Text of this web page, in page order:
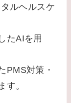
ルヘルスケ
たAIを用
PMS対策・
す。